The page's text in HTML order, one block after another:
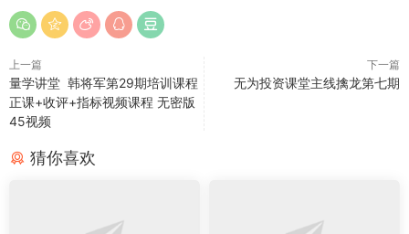
上一篇
量学讲堂 韩将军第29期培训课程
正课+收评+指标视频课程 无密版
45视频
下一篇
无为投资课堂主线擒龙第七期
猜你喜欢